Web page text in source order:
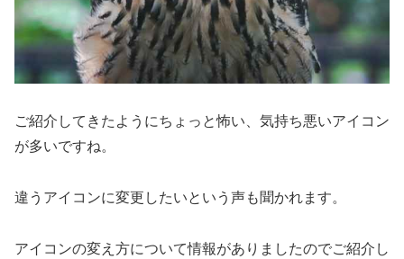
ご紹介してきたようにちょっと怖い、気持ち悪いアイコン
が多いですね。
違うアイコンに変更したいという声も聞かれます。
アイコンの変え方について情報がありましたのでご紹介し